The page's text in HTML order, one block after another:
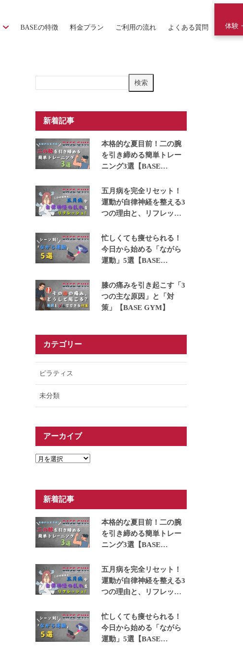
BASEの特徴 料金プラン ご利用の流れ よくある質問 体験
検
索
検索
新着記事
本格的な夏目前！二の腕
を引き締める簡単トレー
ニング3選【BASE
五月病を完全リセット！
運動が自律神経を整える3
つの理由と、リフレッシ
GYM】
忙しくても痩せられる！
今日から始める「ながら
運動」5選【BASE
膝の痛みを引き起こす「3
つの主な原因」と「対
策」【BASE GYM】
カテゴリー
ピラティス
未分類
アーカイブ
ア
イ
新着記事
本格的な夏目前！二の腕
を引き締める簡単トレー
ニング3選【BASE
五月病を完全リセット！
運動が自律神経を整える3
つの理由と、リフレッシ
GYM】
忙しくても痩せられる！
今日から始める「ながら
運動」5選【BASE